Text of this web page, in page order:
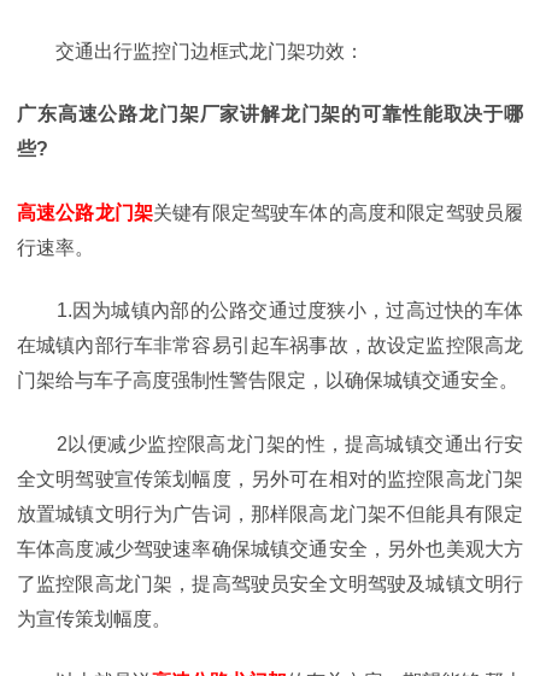
交通出行监控门边框式龙门架功效：
广东高速公路龙门架厂家讲解龙门架的可靠性能取决于哪
些?
高速公路龙门架关键有限定驾驶车体的高度和限定驾驶员履
行速率。
1.因为城镇內部的公路交通过度狭小，过高过快的车体
在城镇內部行车非常容易引起车祸事故，故设定监控限高龙
门架给与车子高度强制性警告限定，以确保城镇交通安全。
2以便减少监控限高龙门架的性，提高城镇交通出行安
全文明驾驶宣传策划幅度，另外可在相对的监控限高龙门架
放置城镇文明行为广告词，那样限高龙门架不但能具有限定
车体高度减少驾驶速率确保城镇交通安全，另外也美观大方
了监控限高龙门架，提高驾驶员安全文明驾驶及城镇文明行
为宣传策划幅度。